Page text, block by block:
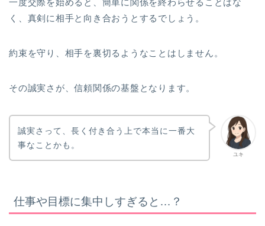
一度交際を始めると、簡単に関係を終わらせることはな
く、真剣に相手と向き合おうとするでしょう。
約束を守り、相手を裏切るようなことはしません。
その誠実さが、信頼関係の基盤となります。
ユキ
誠実さって、長く付き合う上で本当に一番大
事なことかも。
仕事や目標に集中しすぎると…？